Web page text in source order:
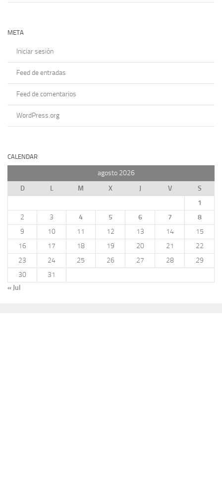
META
Iniciar sesión
Feed de entradas
Feed de comentarios
WordPress.org
CALENDAR
agosto 2026
D
L M X J V
S
1
2
3 4 5 6 7
8
9
10 11 12 13 14
15
16
17 18 19 20 21
22
23
24 25 26 27 28
29
30
31
« Jul